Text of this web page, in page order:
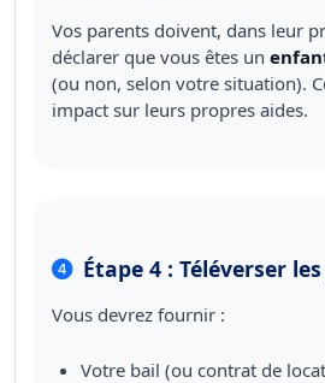
Vos parents doivent, dans leur
déclarer que vous êtes un
(ou non, selon votre situation).
impact sur leurs propres aides.
Étape 4 : Téléverser
Vous devrez fournir :
Votre bail (ou contrat de